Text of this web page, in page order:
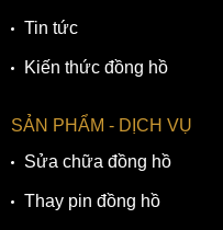
Tin tức
Kiến thức đồng hồ
SẢN PHẨM - DỊCH VỤ
Sửa chữa đồng hồ
Thay pin đồng hồ